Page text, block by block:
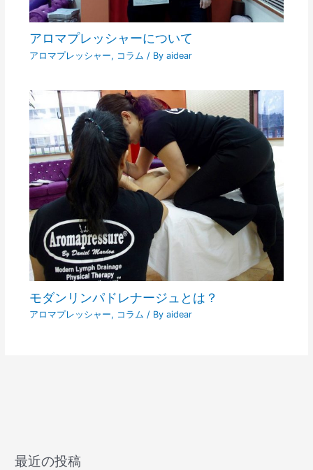
アロマプレッシャーについて
アロマプレッシャー, コラム / By aidear
モダンリンパドレナージュとは？
アロマプレッシャー, コラム / By aidear
最近の投稿